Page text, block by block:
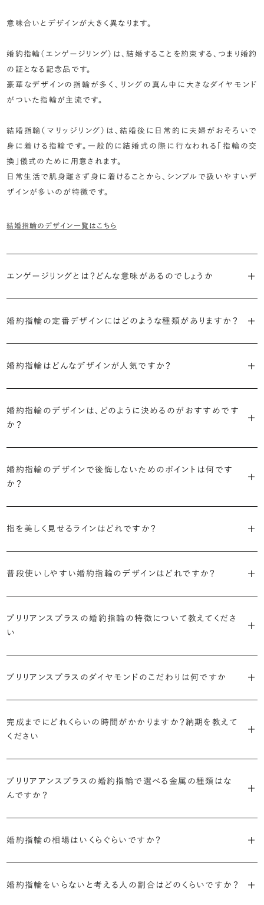
意味合いとデザインが大きく異なります。
婚約指輪（エンゲージリング）は、結婚することを約束する、つまり婚約
の証となる記念品です。
豪華なデザインの指輪が多く、リングの真ん中に大きなダイヤモンド
がついた指輪が主流です。
結婚指輪（マリッジリング）は、結婚後に日常的に夫婦がおそろいで
身に着ける指輪です。一般的に結婚式の際に行なわれる「指輪の交
換」儀式のために用意されます。
日常生活で肌身離さず身に着けることから、シンプルで扱いやすいデ
ザインが多いのが特徴です。
結婚指輪のデザイン一覧はこちら
エンゲージリングとは？どんな意味があるのでしょうか
リング」は婚約指輪の別名です。
Ring（エンゲージメントリング）と呼ばれます。
婚約指輪の定番デザインにはどのような種類がありますか？
リリアンスプラスでも不動の人気を誇ります。
えたデザイン。愛らしい雰囲気が楽しめます。
・「エタニティ」
るという点でも人気があります。
ン。手元にしっかりと存在感を添えてくれます。
華やかなデザインをお好みの方から非常に人気です。
選びいただけます。
婚約指輪はどんなデザインが人気ですか？
に留めた王道のデザイン「ソリティア」です。
婚約指輪のデザインは、どのように決めるのがおすすめです
か？
す。
絞り、次にアームのフォルム（ストレート／ウェーブ／V字）と素材（プ
・年齢を重ねても似合うリングを目指す
・着用シーンを想像して選ぶ
日常的に身に着けたいのか、お出かけの時だけ身に着けたいのか
な方が、扱いやすく活躍の頻度も高まるかもしれません。
・何を重要視するか明確にする
などがはっきりするほど、理想の婚約指輪が探しやすくなります。
迷った場合はショールームでジュエリーコンサルタントにご相談いた
婚約指輪のデザインで後悔しないためのポイントは何です
か？
は実物を指に着けて見え方を確かめることです。
までじっくりと試着していただけます。
ショールームで婚約指輪を試着する
指を美しく見せるラインはどれですか？
見えやすいと言われています。
てきます。ぜひ、所要時間30秒のブリリアンスプラスオリジナル診断を
活用して、ご自身にぴったりのラインを探してみてください。
普段使いしやすい婚約指輪のデザインはどれですか？
なります。ブリリアンスプラスでは、普段の生活の中でも婚約指輪を楽
しく身に着けていただけるよう、全てのデザインが高さを抑えて作られ
より洋服への引っかかりへの心配を少なくしたい場合は、爪を使わず
迷った場合はショールームでジュエリーコンサルタントにぜひご相談
ください。お好みやライフスタイルを丁寧にヒアリングしながら、たくさ
プリリアンスプラスの婚約指輪の特徴について教えてくださ
い
ブリリアンスプラスではすべての婚約指輪をリングデザインとダイヤ
以上のデザインと組み合わせて、世界に一つの婚約指輪を製作できま
す。
ジュエリーの購入は初めてというお客様も多いからこそ、より安心して
お選びいただくために。在庫を持たない、店舗を過剰に設けないな
ど、コストをカットすることで適正価格を実現しています。また、ご用意
います。
ブリリアンスプラスのダイヤモンドのこだわりは何ですか
種類、品質、価格に至るまで、あらゆる価値観に合う多様なダイヤモン
ドをご用意しています。一般的な天然のラウンドシェイプだけでも3万
・業界の当たり前にとらわれない適正価格と透明性
ごとの価格・品質情報もすべて公開しています。
ダイヤモンド供給元のデータと直接繋がる独自の検索画面で、品質を
完成までにどれくらいの時間がかかりますか？納期を教えて
ください
つひとつ心をこめてお作りいたします。基本の納期は4週間前後、素材
やデザインによって5週間ほどお日にちを頂戴する場合がございます。
でお問い合わせください。
ブリリアアンスプラスの婚約指輪で選べる金属の種類はな
んですか？
ールドを組み合わせたコンビネーションからお選びいただけます。ゴ
婚約指輪の相場はいくらぐらいですか？
平均で約43.8万円。30〜40万円未満の範囲で選ぶカップルが18.7%
婚約指輪をいらないと考える人の割合はどのくらいですか？